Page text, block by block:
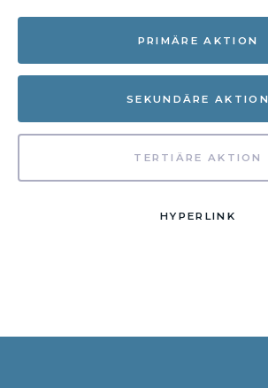
PRIMÄRE AKTION
SEKUNDÄRE AKTION
TERTIÄRE AKTION
HYPERLINK